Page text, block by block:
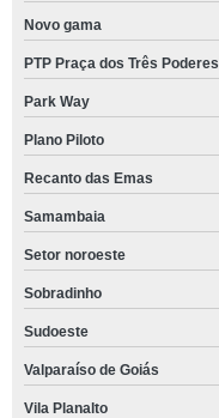
Novo gama
PTP Praça dos Três Poderes
Park Way
Plano Piloto
Recanto das Emas
Samambaia
Setor noroeste
Sobradinho
Sudoeste
Valparaíso de Goiás
Vila Planalto